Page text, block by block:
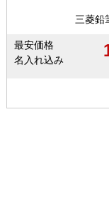
三菱鉛
最安価格
名入れ込み